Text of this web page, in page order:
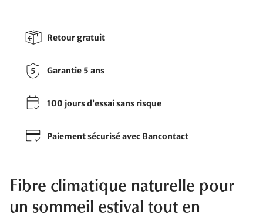
Retour gratuit
Garantie 5 ans
100 jours d’essai sans risque
Paiement sécurisé avec Bancontact
Fibre climatique naturelle pour
un sommeil estival tout en